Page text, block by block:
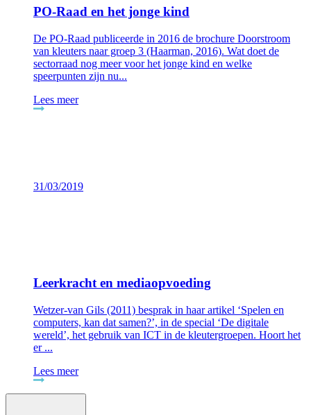
PO-Raad en het jonge kind
De PO-Raad publiceerde in 2016 de brochure Doorstroom
van kleuters naar groep 3 (Haarman, 2016). Wat doet de
sectorraad nog meer voor het jonge kind en welke
speerpunten zijn nu...
Lees meer
31/03/2019
Leerkracht en mediaopvoeding
Wetzer-van Gils (2011) besprak in haar artikel ‘Spelen en
computers, kan dat samen?’, in de special ‘De digitale
wereld’, het gebruik van ICT in de kleutergroepen. Hoort het
er ...
Lees meer